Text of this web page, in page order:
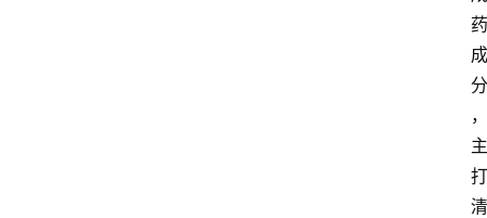
药
成
分
，
主
打
清